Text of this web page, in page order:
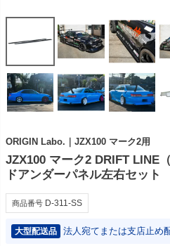
ORIGIN Labo.｜JZX100 マーク2用
JZX100 マーク2 DRIFT LINE
ドアンダーパネル左右セット
商品番号 D-311-SS
大型配送品 法人宛てまたは支店止め